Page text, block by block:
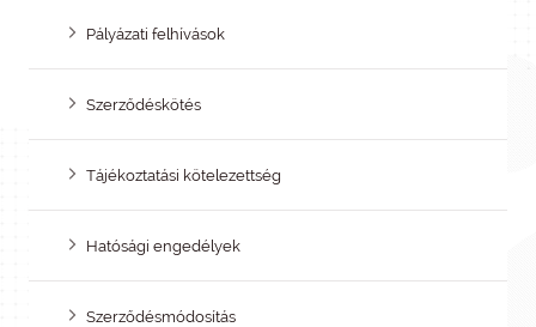
Pályázati felhívások
Szerződéskötés
Tájékoztatási kötelezettség
Hatósági engedélyek
Szerződésmódosítás